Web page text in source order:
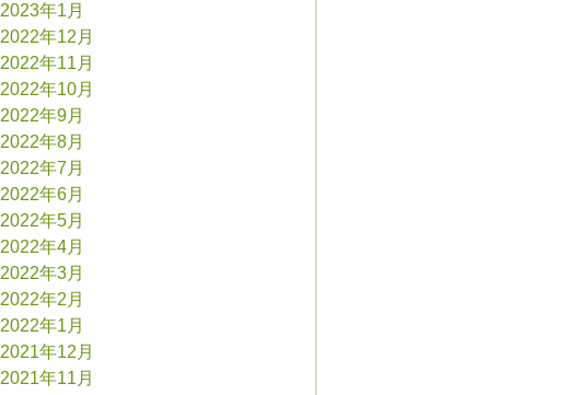
2023年1月
2022年12月
2022年11月
2022年10月
2022年9月
2022年8月
2022年7月
2022年6月
2022年5月
2022年4月
2022年3月
2022年2月
2022年1月
2021年12月
2021年11月